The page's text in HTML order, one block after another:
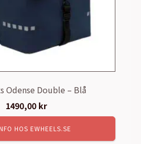
Odense Double – Blå
1490,00 kr
HOS EWHEELS.SE